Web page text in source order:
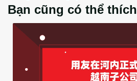
Bạn cũng có thể thích